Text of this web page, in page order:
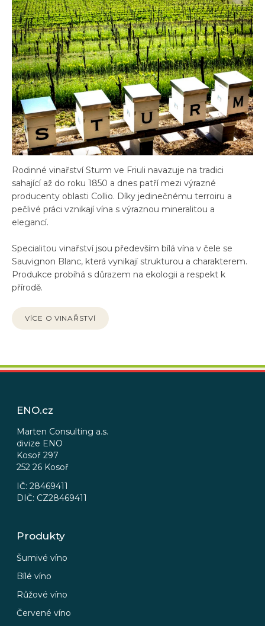
Rodinné vinařství Sturm ve Friuli navazuje na tradici
sahající až do roku 1850 a dnes patří mezi výrazné
producenty oblasti Collio. Díky jedinečnému terroiru a
pečlivé práci vznikají vína s výraznou mineralitou a
elegancí.
Specialitou vinařství jsou především bílá vína v čele se
Sauvignon Blanc, která vynikají strukturou a charakterem.
Produkce probíhá s důrazem na ekologii a respekt k
přírodě.
VÍCE O VINAŘSTVÍ
Z
ENO.cz
Marten Consulting a.s.
divize ENO
Kosoř 297
252 26 Kosoř
IČ: 28469411
DIČ: CZ28469411
Produkty
Šumivé víno
Bílé víno
Růžové víno
Červené víno